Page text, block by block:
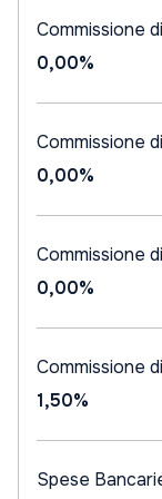
Commissione
0,00%
Commissione
0,00%
Commissione
0,00%
Commissione
1,50%
Spese